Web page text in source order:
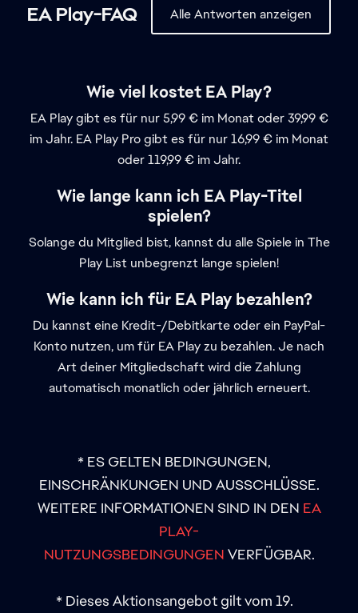
Wie viel kostet EA Play?
EA Play gibt es für nur 5,99 € im Monat oder 39,99 €
im Jahr. EA Play Pro gibt es für nur 16,99 € im Monat
oder 119,99 € im Jahr.
Wie lange kann ich EA Play-Titel
spielen?
Solange du Mitglied bist, kannst du alle Spiele in The
Play List unbegrenzt lange spielen!
Wie kann ich für EA Play bezahlen?
Du kannst eine Kredit-/Debitkarte oder ein PayPal-
Konto nutzen, um für EA Play zu bezahlen. Je nach
Art deiner Mitgliedschaft wird die Zahlung
automatisch monatlich oder jährlich erneuert.
* ES GELTEN BEDINGUNGEN,
EINSCHRÄNKUNGEN UND AUSSCHLÜSSE.
WEITERE INFORMATIONEN SIND IN DEN EA
PLAY-
NUTZUNGSBEDINGUNGEN VERFÜGBAR.
* Dieses Aktionsangebot gilt vom 19.